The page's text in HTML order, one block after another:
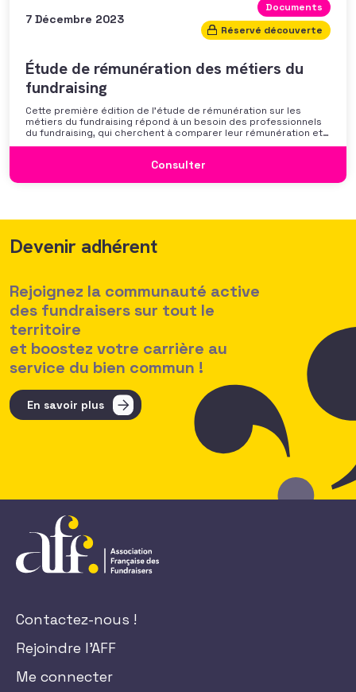
7 Décembre 2023
Documents
Réservé découverte
Étude de rémunération des métiers du
fundraising
Cette première édition de l’étude de rémunération sur les
métiers du fundraising répond à un besoin des professionnels
du fundraising, qui cherchent à comparer leur rémunération et à
se positionner. Elle répond également à une préoccupation
des politiques salariales comme un enjeu majeur,
Consulter
Devenir adhérent
Rejoignez la communauté active
des fundraisers sur tout le
territoire
et boostez votre carrière au
service du bien commun !
En savoir plus
Contactez-nous !
Rejoindre l'AFF
Me connecter